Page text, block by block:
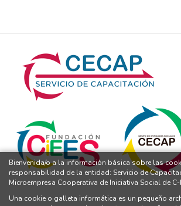
Bienvenida/o a la información básica sobre las
responsabilidad de la entidad: Servicio de
Microempresa Cooperativa de Iniciativa Social de C-
Una cookie o galleta informática es un pequeño